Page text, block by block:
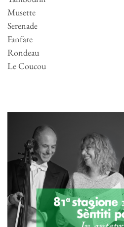
Musette
Serenade
Fanfare
Rondeau
Le Coucou